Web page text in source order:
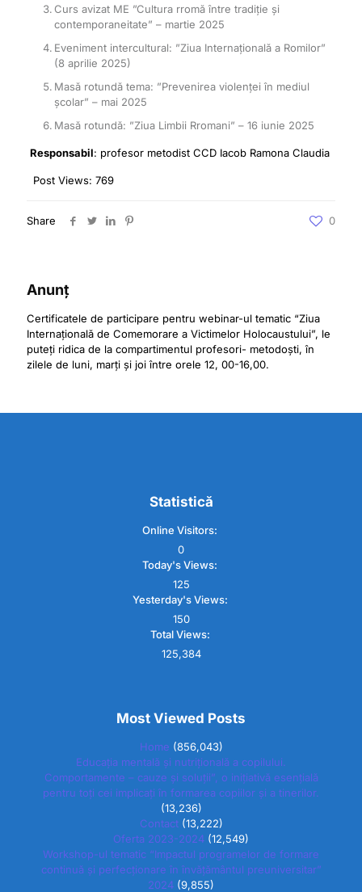
Curs avizat ME ”Cultura rromă între tradiție și
contemporaneitate” – martie 2025
Eveniment intercultural: ”Ziua Internațională a Romilor”
(8 aprilie 2025)
Masă rotundă tema: ”Prevenirea violenței în mediul
școlar” – mai 2025
Masă rotundă: ”Ziua Limbii Rromani” – 16 iunie 2025
Responsabil: profesor metodist CCD Iacob Ramona Claudia
Post Views: 769
Share 0
Anunț
Certificatele de participare pentru webinar-ul tematic “Ziua
Internațională de Comemorare a Victimelor Holocaustului”, le
puteți ridica de la compartimentul profesori- metodoști, în
zilele de luni, marți și joi între orele 12, 00-16,00.
Statistică
Online Visitors:
0
Today's Views:
125
Yesterday's Views:
150
Total Views:
125,384
Most Viewed Posts
Home (856,043)
Educația mentală și nutrițională a copilului.
Comportamente – cauze și soluții”, o inițiativă esențială
pentru toți cei implicați în formarea copiilor și a tinerilor.
(13,236)
Contact (13,222)
Oferta 2023-2024 (12,549)
Workshop-ul tematic “Impactul programelor de formare
continuă și perfecționare în învățământul preuniversitar”
2024 (9,855)